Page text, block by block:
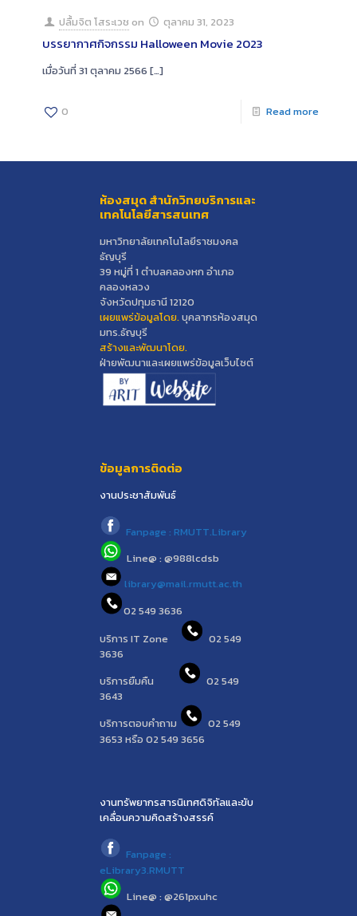
ปลื้มจิต โสระเวช on ตุลาคม 31, 2023
บรรยากาศกิจกรรม Halloween Movie 2023
เมื่อวันที่ 31 ตุลาคม 2566 […]
0 Read more
ห้องสมุด สำนักวิทยบริการและ
เทคโนโลยีสารสนเทศ
มหาวิทยาลัยเทคโนโลยีราชมงคล
ธัญบุรี
39 หมู่ที่ 1 ตำบลคลองหก อำเภอ
คลองหลวง
จังหวัดปทุมธานี 12120
เผยแพร่ข้อมูลโดย.บุคลากรห้องสมุด
มทร.ธัญบุรี
สร้างและพัฒนาโดย.
ฝ่ายพัฒนาและเผยแพร่ข้อมูลเว็บไซต์
ข้อมูลการติดต่อ
งานประชาสัมพันธ์
Fanpage : RMUTT.Library
Line@ : @988lcdsb
library@mail.rmutt.ac.th
02 549 3636
บริการ IT Zone
02 549
3636
บริการยืมคืน
02 549
3643
บริการตอบคำถาม
02 549
3653 หรือ 02 549 3656
งานทรัพยากรสารนิเทศดิจิทัลและขับ
เคลื่อนความคิดสร้างสรรค์
Fanpage :
eLibrary3.RMUTT
Line@ : @261pxuhc